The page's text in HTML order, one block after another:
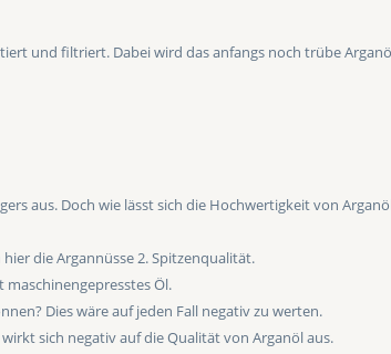
und filtriert. Dabei wird das anfangs noch trübe
aus. Doch wie lässt sich die Hochwertigkeit von
die Argannüsse 2. Spitzenqualität.
Öl.
Dies wäre auf jeden Fall negativ zu werten.
sich negativ auf die Qualität von Arganöl aus.